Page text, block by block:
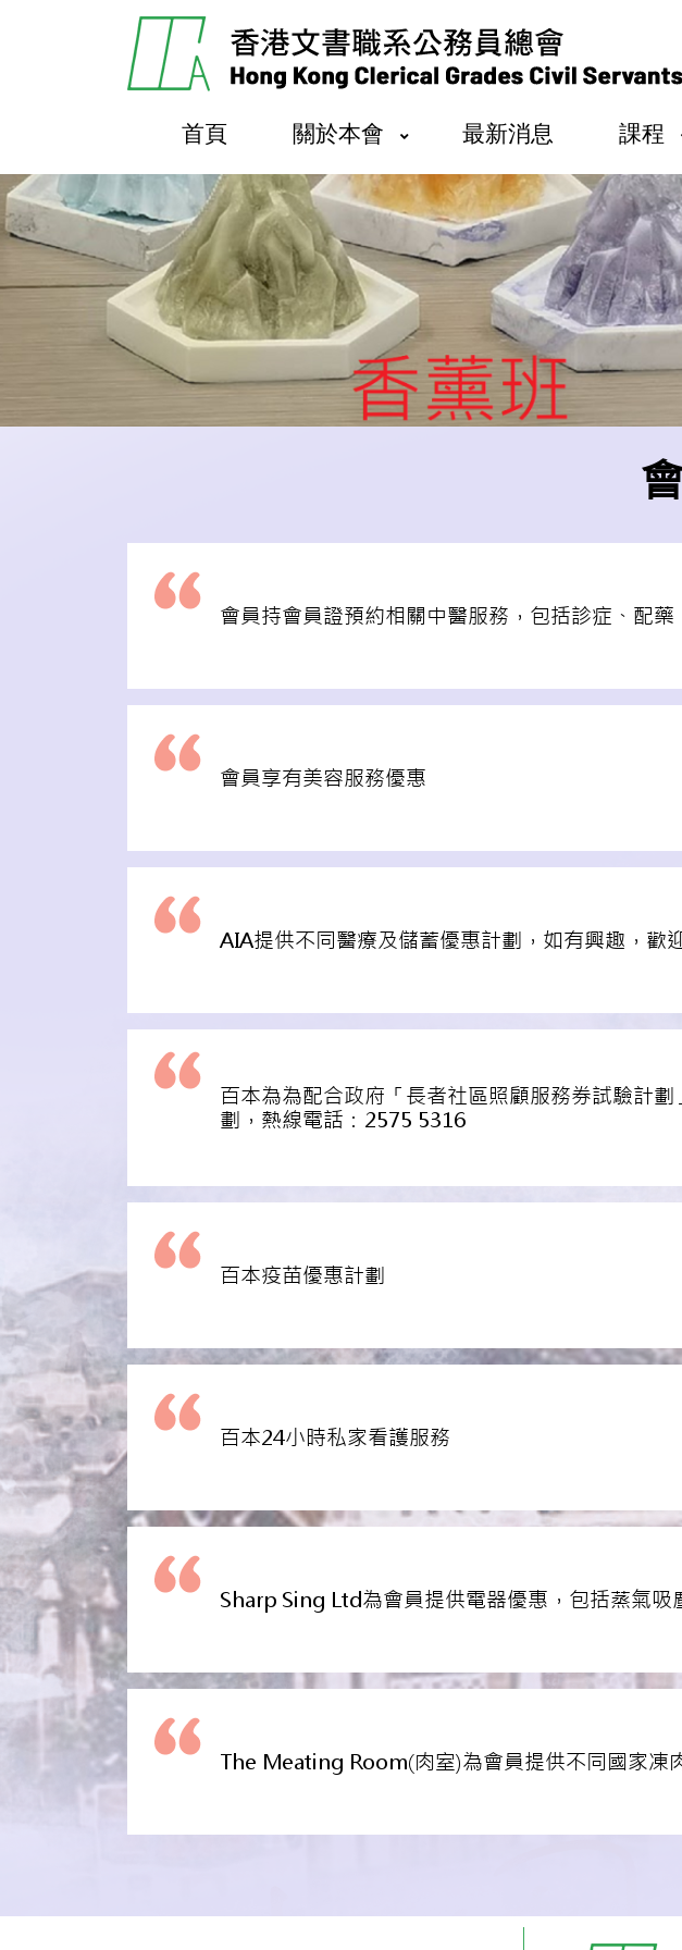
首頁 關於本會 最新消息 課程
會員持會員證預約相關中醫服務，包括診症、配藥
會員享有美容服務優惠
AIA提供不同醫療及儲蓄優惠計劃，如有興趣，歡
百本為為配合政府「長者社區照顧服務券試驗計
劃，熱線電話：2575 5316
百本疫苗優惠計劃
百本24小時私家看護服務
Sharp Sing Ltd為會員提供電器優惠，包括蒸氣吸
The Meating Room(肉室)為會員提供不同國家凍